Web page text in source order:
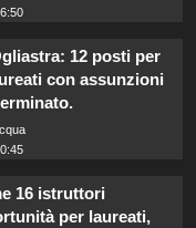
12 posti per
con assunzioni
16 istruttori
per laureati,